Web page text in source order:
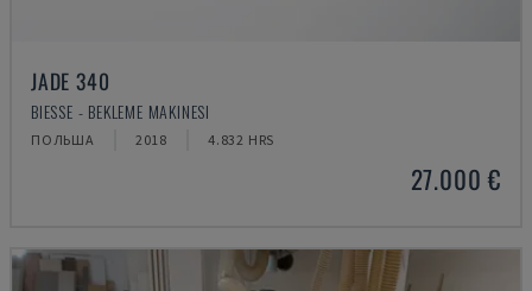
JADE 340
BIESSE - BEKLEME MAKINESI
ПОЛЬША 2018 4.832 HRS
27.000 €